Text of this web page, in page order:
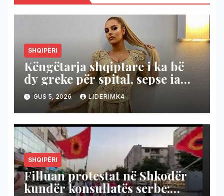
SHQIPËRI
Këngëtarja shqiptare i ka bë
dy greke për spital, sepse ia
shanë Shqipërinë!
GUS 5, 2026 LIDERIMK4
SHQIPËRI
Filluan protestat në Shkodër
kundër konsullatës serbe: